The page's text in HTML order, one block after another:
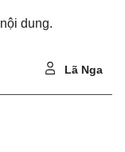
dung.
Lã Nga